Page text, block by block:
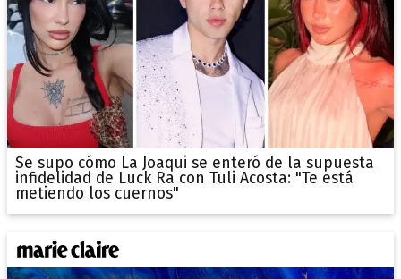
Se supo cómo La Joaqui se enteró de la supuesta
infidelidad de Luck Ra con Tuli Acosta: "Te está
metiendo los cuernos"